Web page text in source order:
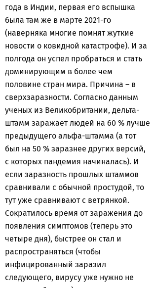
года в Индии, первая его вспышка
была там же в марте 2021-го
(наверняка многие помнят жуткие
новости о ковидной катастрофе). И за
полгода он успел пробраться и стать
доминирующим в более чем
половине стран мира. Причина – в
сверхзаразности. Согласно данным
ученых из Великобритании, дельта-
штамм заражает людей на 60 % лучше
предыдущего альфа-штамма (а тот
был на 50 % заразнее других версий,
с которых пандемия начиналась). И
если заразность прошлых штаммов
сравнивали с обычной простудой, то
тут уже сравнивают с ветрянкой.
Сократилось время от заражения до
появления симптомов (теперь это
четыре дня), быстрее он стал и
распространяться (чтобы
инфицированный заразил
следующего, вирусу уже нужно не